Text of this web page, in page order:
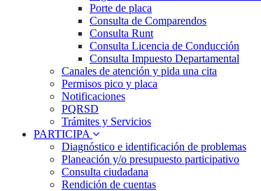
Porte de placa
Consulta de Comparendos
Consulta Runt
Consulta Licencia de Conducción
Consulta Impuesto Departamental
Canales de atención y pida una cita
Permisos pico y placa
Notificaciones
PQRSD
Trámites y Servicios
PARTICIPA
Diagnóstico e identificación de problemas
Planeación y/o presupuesto participativo​
Consulta ciudadana
Rendición de cuentas